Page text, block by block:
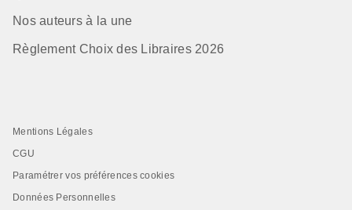
Nos auteurs à la une
Règlement Choix des Libraires 2026
Mentions Légales
CGU
Paramétrer vos préférences cookies
Données Personnelles